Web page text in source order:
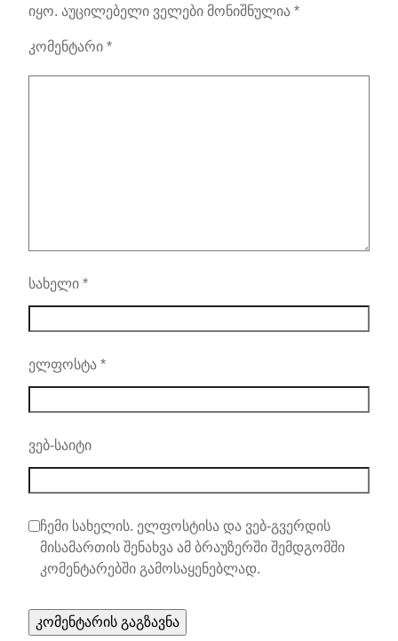
იყო. აუცილებელი ველები მონიშნულია *
კომენტარი *
სახელი *
ელფოსტა *
ვებ-საიტი
ჩემი სახელის. ელფოსტისა და ვებ-გვერდის
მისამართის შენახვა ამ ბრაუზერში შემდგომში
კომენტარებში გამოსაყენებლად.